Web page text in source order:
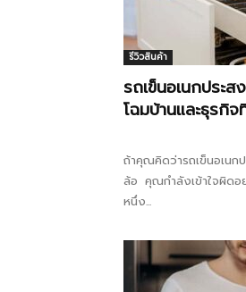
รีวิวสินค้า
รถเข็นอเนกประ
โฉมบ้านและธุรกิ
ถ้าคุณคิดว่ารถเข็นอเนก
ล้อ คุณกำลังเข้าใจผิดอ
หนึ่ง...